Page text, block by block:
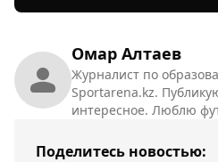
Омар Алтаев
Журналист по
Sportarena.kz.
интересное. Люблю
Поделитесь новостью: